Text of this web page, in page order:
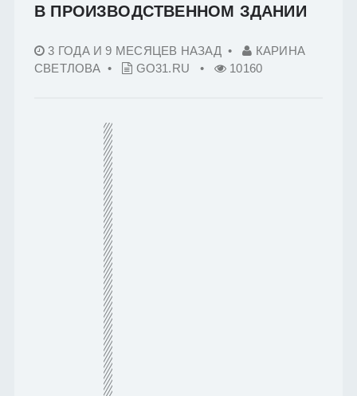
В ПРОИЗВОДСТВЕННОМ ЗДАНИИ
3 ГОДА И 9 МЕСЯЦЕВ НАЗАД •
КАРИНА
СВЕТЛОВА •
GO31.RU • 10160